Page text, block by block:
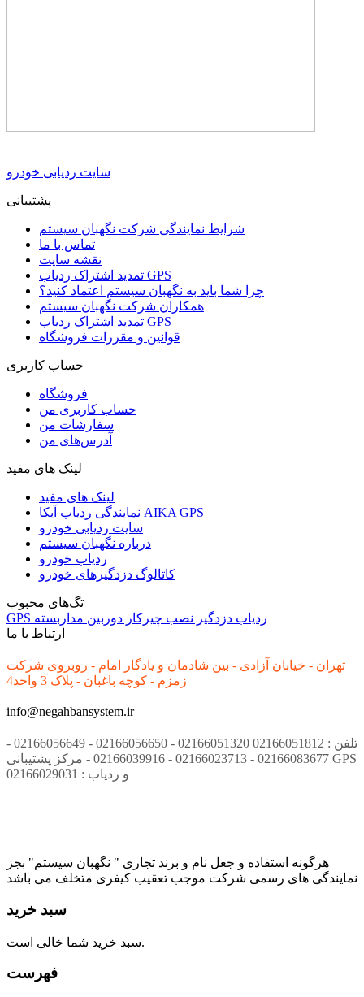
سایت ردیابی خودرو
پشتیبانی
شرایط نمایندگی شرکت نگهبان سیستم
تماس با ما
نقشه سایت
تمدید اشتراک ردیاب GPS
چرا شما باید به نگهبان سیستم اعتماد کنید؟
همکاران شرکت نگهبان سیستم
تمدید اشتراک ردیاب GPS
قوانین و مقررات فروشگاه
حساب کاربری
فروشگاه
حساب کاربری من
سفارشات من
آدرس‌های من
لینک های مفید
لینک های مفید
نمایندگی ردیاب آیکا AIKA GPS
سایت ردیابی خودرو
درباره نگهبان سیستم
ردیاب خودرو
کاتالوگ دزدگیرهای خودرو
تگ‌های محبوب
GPS
ردیاب دزدگیر نصب چیرکار دوربین مداربسته
ارتباط با ما
تهران - خیابان آزادی - بین شادمان و یادگار امام - روبروی شرکت
زمزم - کوچه باغبان - پلاک 3 واحد4
info@negahbansystem.ir
تلفن : 02166051812 02166051320 - 02166056650 - 02166056649 -
02166083677 - 02166023713 - 02166039916 - مرکز پشتیبانی GPS
و ردیاب : 02166029031
هرگونه استفاده و جعل نام و برند تجاری " نگهبان سیستم" بجز
نمایندگی های رسمی شرکت موجب تعقیب کیفری متخلف می باشد
سبد خرید
سبد خرید شما خالی است.
فهرست